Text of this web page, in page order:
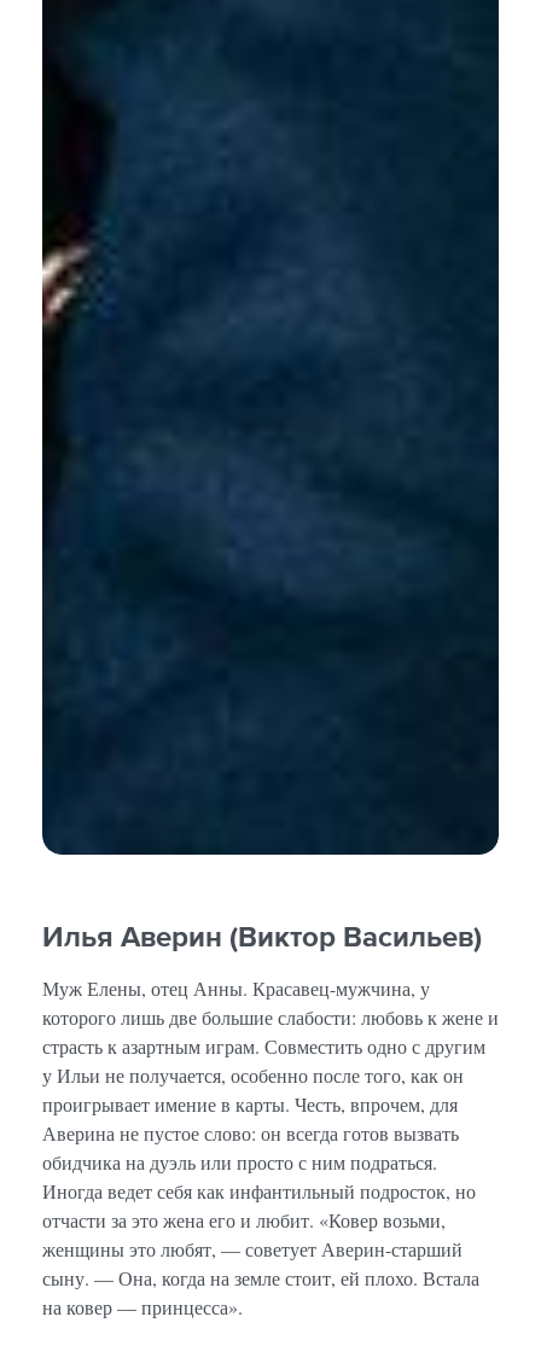
Илья Аверин (Виктор Васильев)
Муж Елены, отец Анны. Красавец-мужчина, у
которого лишь две большие слабости: любовь к жене и
страсть к азартным играм. Совместить одно с другим
у Ильи не получается, особенно после того, как он
проигрывает имение в карты. Честь, впрочем, для
Аверина не пустое слово: он всегда готов вызвать
обидчика на дуэль или просто с ним подраться.
Иногда ведет себя как инфантильный подросток, но
отчасти за это жена его и любит. «Ковер возьми,
женщины это любят, — советует Аверин-старший
сыну. — Она, когда на земле стоит, ей плохо. Встала
на ковер — принцесса».